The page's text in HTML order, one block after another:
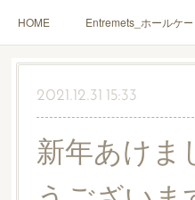
HOME Entremets_ホールケー
Gâteaux secs_焼菓子 Coffrets
2021.12.31 15:33
新年あけま